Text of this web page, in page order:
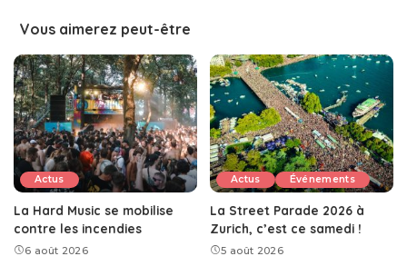
Vous aimerez peut-être
Actus
La Hard Music se mobilise
contre les incendies
6 août 2026
Actus Événements
La Street Parade 2026 à
Zurich, c’est ce samedi !
5 août 2026